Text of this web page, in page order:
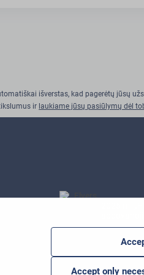
Accept only
išverstas, kad pagerėtų jūsų
ir laukiame jūsų pasiūlymų dėl